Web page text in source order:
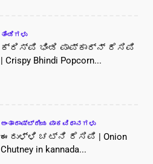
ತಿಂಡಿಗಳು
ಕ್ರಿಸ್ಪಿ ಭಿಂಡಿ ಪಾಪ್‌ಕಾರ್ನ್ ರೆಸಿಪಿ
| Crispy Bhindi Popcorn...
ಅಂತಾರಾಷ್ಟ್ರೀಯ ಪಾಕವಿಧಾನಗಳು
ಈರುಳ್ಳಿ ಚಟ್ನಿ ರೆಸಿಪಿ | Onion
Chutney in kannada...